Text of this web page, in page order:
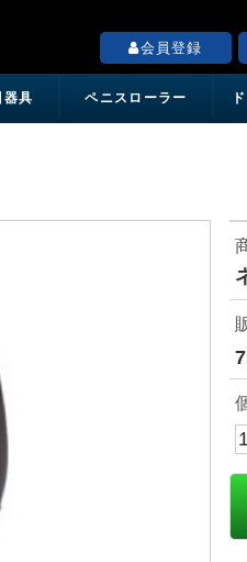
会員登録
器具 ペニスローラー